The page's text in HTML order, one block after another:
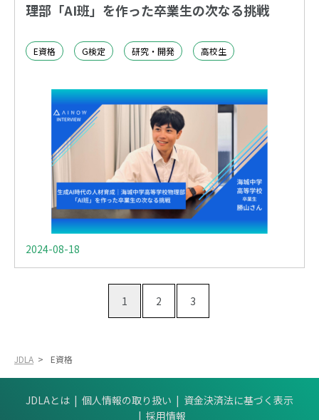
理部「AI班」を作った卒業生の次なる挑戦
E資格 G検定 研究・開発 高校生
2024-08-18
1 2 3
JDLA > E資格
JDLAとは 個人情報の取り扱い
資金決済法に基づく表示
採用情報